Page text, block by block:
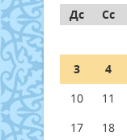
Дс
Сс
3
4
10
11
17
18